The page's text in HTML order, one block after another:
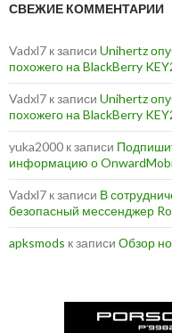
СВЕЖИЕ КОММЕНТАРИИ
Vadxl7 к записи Unihertz
похожего на BlackBerry
Vadxl7 к записи Unihertz
похожего на BlackBerry
yuka2000 к записи
информацию о
Vadxl7 к записи В
безопасный мессенджер
apksmods к записи Обзор